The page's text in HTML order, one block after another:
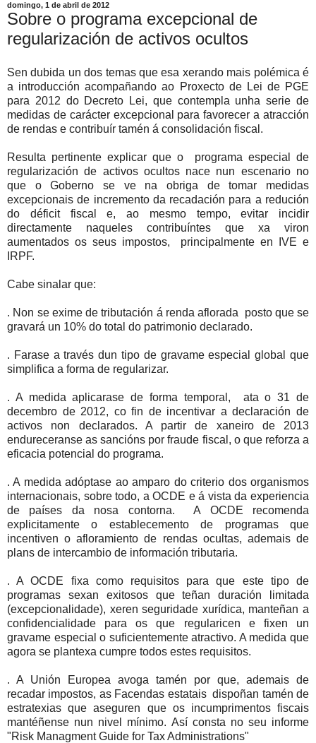
domingo, 1 de abril de 2012
Sobre o programa excepcional de
regularización de activos ocultos
Sen dubida un dos temas que esa xerando mais polémica é
a introducción acompañando ao Proxecto de Lei de PGE
para 2012 do Decreto Lei, que contempla unha serie de
medidas de carácter excepcional para favorecer a atracción
de rendas e contribuír tamén á consolidación fiscal.
Resulta pertinente explicar que o programa especial de
regularización de activos ocultos nace nun escenario no
que o Goberno se ve na obriga de tomar medidas
excepcionais de incremento da recadación para a redución
do déficit fiscal e, ao mesmo tempo, evitar incidir
directamente naqueles contribuíntes que xa viron
aumentados os seus impostos, principalmente en IVE e
IRPF.
Cabe sinalar que:
. Non se exime de tributación á renda aflorada posto que se
gravará un 10% do total do patrimonio declarado.
. Farase a través dun tipo de gravame especial global que
simplifica a forma de regularizar.
. A medida aplicarase de forma temporal, ata o 31 de
decembro de 2012, co fin de incentivar a declaración de
activos non declarados. A partir de xaneiro de 2013
endureceranse as sancións por fraude fiscal, o que reforza a
eficacia potencial do programa.
. A medida adóptase ao amparo do criterio dos organismos
internacionais, sobre todo, a OCDE e á vista da experiencia
de países da nosa contorna. A OCDE recomenda
explicitamente o establecemento de programas que
incentiven o afloramiento de rendas ocultas, ademais de
plans de intercambio de información tributaria.
. A OCDE fixa como requisitos para que este tipo de
programas sexan exitosos que teñan duración limitada
(excepcionalidade), xeren seguridade xurídica, manteñan a
confidencialidade para os que regularicen e fixen un
gravame especial o suficientemente atractivo. A medida que
agora se plantexa cumpre todos estes requisitos.
. A Unión Europea avoga tamén por que, ademais de
recadar impostos, as Facendas estatais dispoñan tamén de
estratexias que aseguren que os incumprimentos fiscais
mantéñense nun nivel mínimo. Así consta no seu informe
"Risk Managment Guide for Tax Administrations"